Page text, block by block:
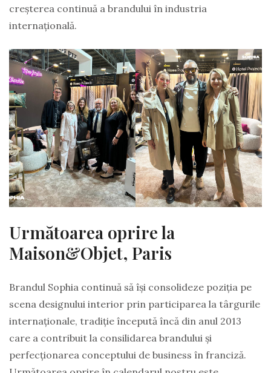
creșterea continuă a brandului în industria
internațională.
Următoarea oprire la
Maison&Objet, Paris
Brandul Sophia continuă să își consolideze poziția pe
scena designului interior prin participarea la târgurile
internaționale, tradiție începută încă din anul 2013
care a contribuit la consilidarea brandului și
perfecționarea conceptului de business în franciză.